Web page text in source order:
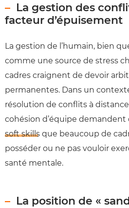
La gestion des
facteur d’épuisement
La gestion de l’humain, bien
comme une source de stress
cadres craignent de devoir
permanentes. Dans un
résolution de conflits à
cohésion d’équipe
soft skills que beaucoup de
posséder ou ne pas vouloir
santé mentale.
La position de «